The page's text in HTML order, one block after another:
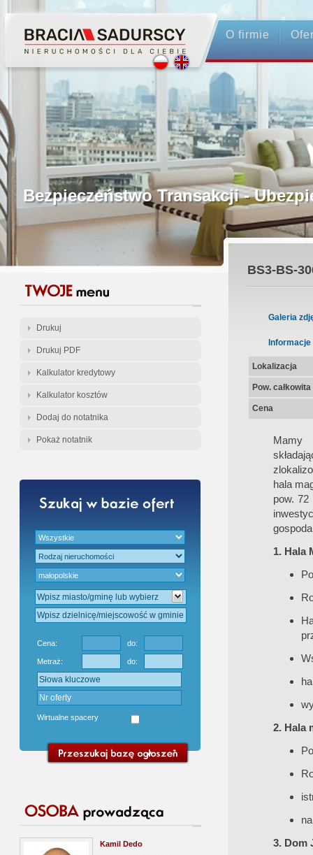
O firmie
Profesjonalne Pośrednictwo
Bezpieczeństwo Transakcji -
Licencjonowani Pośrednicy
Gwarancja Zwrotu Zadatku
Gratis - Przedwstępna Umowa
Drukuj
Drukuj PDF
Kalkulator kredytowy
Kalkulator kosztów
Dodaj do notatnika
Pokaż notatnik
Cena: do:
Metraż: do:
Wirtualne spacery
Kamil Dedo
BS3-BS-
Galeria
Informacje
Lokalizacja
Pow.
Cena
Mamy
hala
pow.
1. Hala
2. Hala
3. Dom